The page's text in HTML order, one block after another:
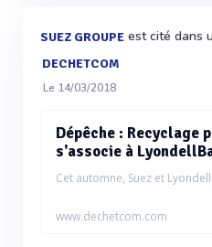
SUEZ GROUPE est cité dans
DECHETCOM
Le 14/03/2018
Dépêche : Recyclage
s'associe à
Cet automne, Suez et
www.dechetcom.com